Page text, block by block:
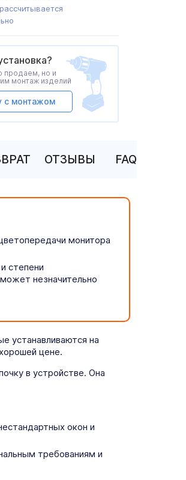
продаем, но и
монтаж изделий
с монтажом
ОТЗЫВЫ FAQ
монитора
степени
незначительно
устанавливаются на
цене.
в устройстве. Она
окон и
требованиям и